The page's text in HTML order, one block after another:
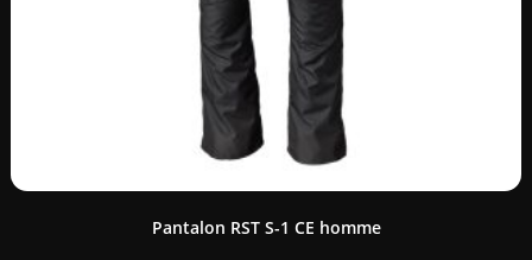
Pantalon RST S-1 CE homme